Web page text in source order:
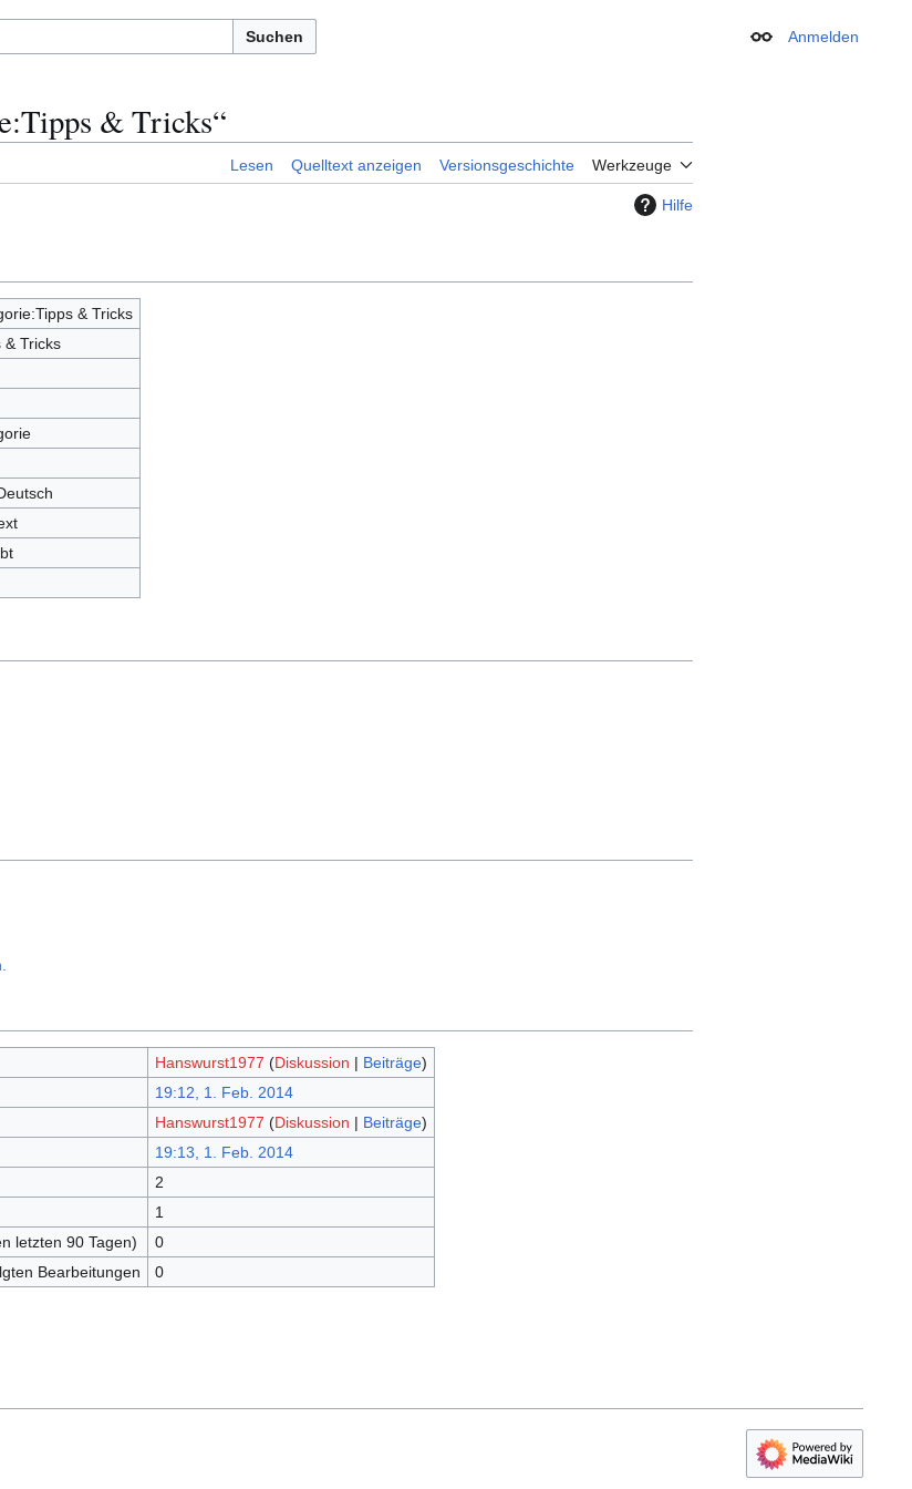
Suchen Erscheinungsbild
Anmelden
& Tricks“
Lesen Quelltext anzeigen Versionsgeschichte Werkzeuge
Hilfe
& Tricks
& Tricks
Hanswurst1977 (Diskussion | Beiträge)
19:12, 1. Feb. 2014
Hanswurst1977 (Diskussion | Beiträge)
19:13, 1. Feb. 2014
2
1
letzten 90 Tagen)
0
Bearbeitungen
0